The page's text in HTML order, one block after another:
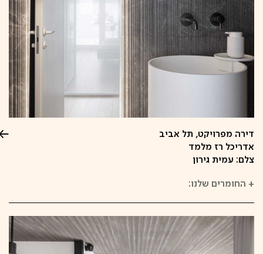
דירה מפרויקט, תל אביב
אדריכל רז מלמד
צלם: עמית גירון
+ החומרים שלנו: